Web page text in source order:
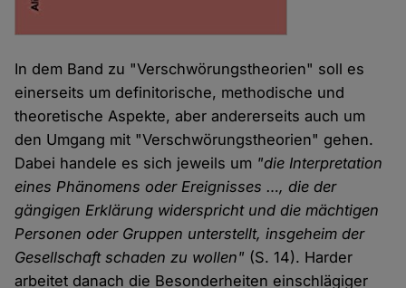
In dem Band zu "Verschwörungstheorien" soll es
einerseits um definitorische, methodische und
theoretische Aspekte, aber andererseits auch um
den Umgang mit "Verschwörungstheorien" gehen.
Dabei handele es sich jeweils um "die Interpretation
eines Phänomens oder Ereignisses …, die der
gängigen Erklärung widerspricht und die mächtigen
Personen oder Gruppen unterstellt, insgeheim der
Gesellschaft schaden zu wollen" (S. 14). Harder
arbeitet danach die Besonderheiten einschlägiger